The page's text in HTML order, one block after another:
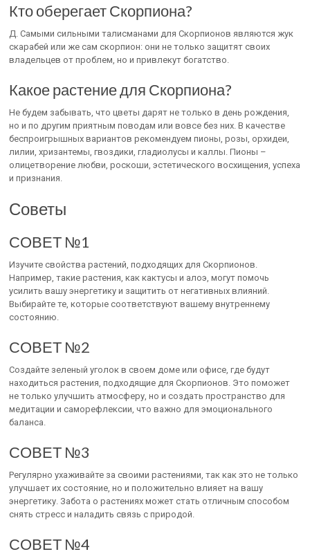
Кто оберегает Скорпиона?
Д. Самыми сильными талисманами для Скорпионов являются жук
скарабей или же сам скорпион: они не только защитят своих
владельцев от проблем, но и привлекут богатство.
Какое растение для Скорпиона?
Не будем забывать, что цветы дарят не только в день рождения,
но и по другим приятным поводам или вовсе без них. В качестве
беспроигрышных вариантов рекомендуем пионы, розы, орхидеи,
лилии, хризантемы, гвоздики, гладиолусы и каллы. Пионы –
олицетворение любви, роскоши, эстетического восхищения, успеха
и признания.
Советы
СОВЕТ №1
Изучите свойства растений, подходящих для Скорпионов.
Например, такие растения, как кактусы и алоэ, могут помочь
усилить вашу энергетику и защитить от негативных влияний.
Выбирайте те, которые соответствуют вашему внутреннему
состоянию.
СОВЕТ №2
Создайте зеленый уголок в своем доме или офисе, где будут
находиться растения, подходящие для Скорпионов. Это поможет
не только улучшить атмосферу, но и создать пространство для
медитации и саморефлексии, что важно для эмоционального
баланса.
СОВЕТ №3
Регулярно ухаживайте за своими растениями, так как это не только
улучшает их состояние, но и положительно влияет на вашу
энергетику. Забота о растениях может стать отличным способом
снять стресс и наладить связь с природой.
СОВЕТ №4